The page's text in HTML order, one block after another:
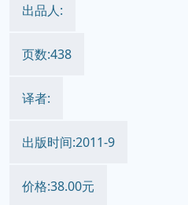
出品人:
页数:438
译者:
出版时间:2011-9
价格:38.00元